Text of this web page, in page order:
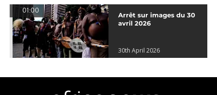
01:00
Arrêt sur images du 30
avril 2026
30th April 2026